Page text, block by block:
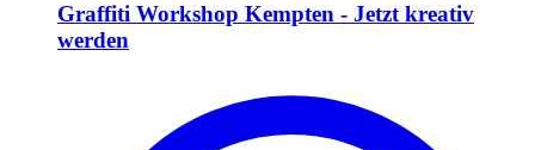
Graffiti Workshop Kempten - Jetzt kreativ
werden